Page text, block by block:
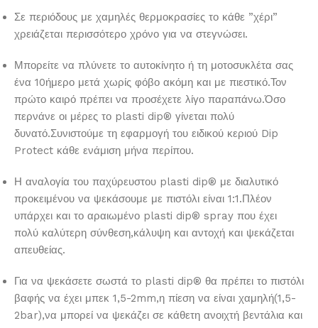
Σε περιόδους με χαμηλές θερμοκρασίες το κάθε ”χέρι”
χρειάζεται περισσότερο χρόνο για να στεγνώσει.
Μπορείτε να πλύνετε το αυτοκίνητο ή τη μοτοσυκλέτα σας
ένα 10ήμερο μετά χωρίς φόβο ακόμη και με πιεστικό.Τον
πρώτο καιρό πρέπει να προσέχετε λίγο παραπάνω.Όσο
περνάνε οι μέρες το plasti dip® γίνεται πολύ
δυνατό.Συνιστούμε τη εφαρμογή του ειδικού κεριού Dip
Protect κάθε ενάμιση μήνα περίπου.
Η αναλογία του παχύρευστου plasti dip® με διαλυτικό
προκειμένου να ψεκάσουμε με πιστόλι είναι 1:1.Πλέον
υπάρχει και το αραιωμένο plasti dip® spray που έχει
πολύ καλύτερη σύνθεση,κάλυψη και αντοχή και ψεκάζεται
απευθείας.
Για να ψεκάσετε σωστά το plasti dip® θα πρέπει το πιστόλι
βαφής να έχει μπεκ 1,5-2mm,η πίεση να είναι χαμηλή(1,5-
2bar),να μπορεί να ψεκάζει σε κάθετη ανοιχτή βεντάλια και